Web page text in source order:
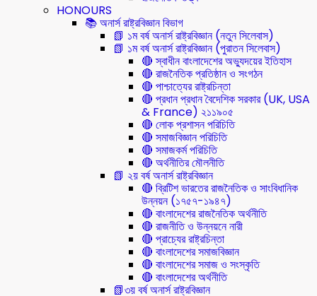
HONOURS
📚 অনার্স রাষ্ট্রবিজ্ঞান বিভাগ
📗 ১ম বর্ষ অনার্স রাষ্ট্রবিজ্ঞান (নতুন সিলেবাস)
📗 ১ম বর্ষ অনার্স রাষ্ট্রবিজ্ঞান (পুরাতন সিলেবাস)
🔴 স্বাধীন বাংলাদেশের অভ্যুদয়ের ইতিহাস
🔴 রাজনৈতিক প্রতিষ্ঠান ও সংগঠন
🔴 পাশ্চাত্যের রাষ্ট্রচিন্তা
🔴 প্রধান প্রধান বৈদেশিক সরকার (UK, USA
& France) ২১১৯০৫
🔴 লোক প্রশাসন পরিচিতি
🔴 সমাজবিজ্ঞান পরিচিতি
🔴 সমাজকর্ম পরিচিতি
🔴 অর্থনীতির মৌলনীতি
📗 ২য় বর্ষ অনার্স রাষ্ট্রবিজ্ঞান
🔴 ব্রিটিশ ভারতের রাজনৈতিক ও সাংবিধানিক
উন্নয়ন (১৭৫৭-১৯৪৭)
🔴 বাংলাদেশের রাজনৈতিক অর্থনীতি
🔴 রাজনীতি ও উন্নয়নে নারী
🔴 প্রাচ্যের রাষ্ট্রচিন্তা
🔴 বাংলাদেশের সমাজবিজ্ঞান
🔴 বাংলাদেশের সমাজ ও সংস্কৃতি
🔴 বাংলাদেশের অর্থনীতি
📗৩য় বর্ষ অনার্স রাষ্ট্রবিজ্ঞান